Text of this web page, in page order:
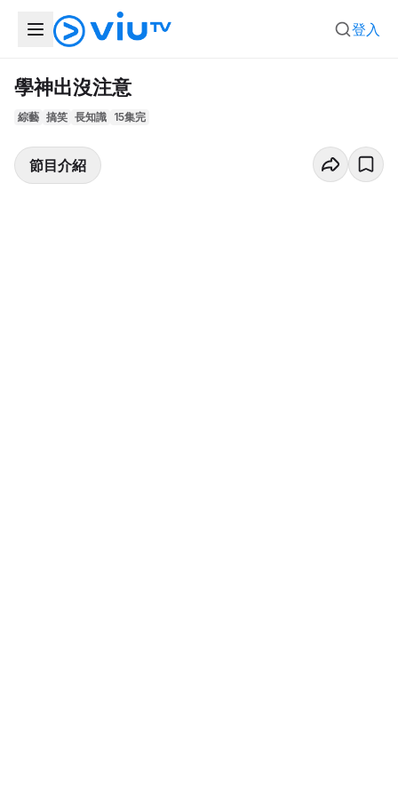
登入
學神出沒注意
綜藝 搞笑 長知識 15集完
節目介紹